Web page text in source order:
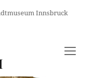
Innsbruck